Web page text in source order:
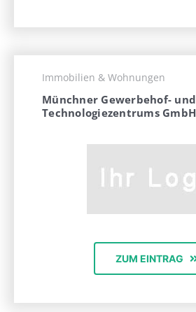
Immobilien & Wohnungen
Münchner Gewerbehof- und
Technologiezentrums GmbH
ZUM EINTRAG